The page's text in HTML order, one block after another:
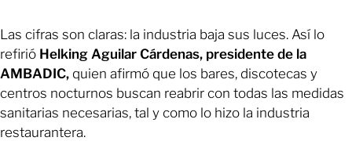
Las cifras son claras: la industria baja sus luces. Así lo
refirió Helking Aguilar Cárdenas, presidente de la
AMBADIC, quien afirmó que los bares, discotecas y
centros nocturnos buscan reabrir con todas las medidas
sanitarias necesarias, tal y como lo hizo la industria
restaurantera.